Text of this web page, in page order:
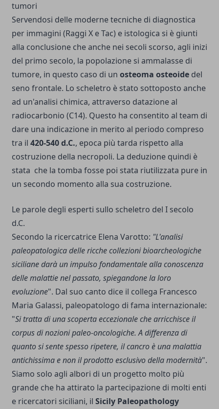
tumori
Servendosi delle moderne tecniche di diagnostica
per immagini (Raggi X e Tac) e istologica si è giunti
alla conclusione che anche nei secoli scorso, agli inizi
del primo secolo, la popolazione si ammalasse di
tumore, in questo caso di un osteoma osteoide del
seno frontale. Lo scheletro è stato sottoposto anche
ad un'analisi chimica, attraverso datazione al
radiocarbonio (C14). Questo ha consentito al team di
dare una indicazione in merito al periodo compreso
tra il 420-540 d.C., epoca più tarda rispetto alla
costruzione della necropoli. La deduzione quindi è
stata che la tomba fosse poi stata riutilizzata pure in
un secondo momento alla sua costruzione.
Le parole degli esperti sullo scheletro del I secolo
d.C.
Secondo la ricercatrice Elena Varotto: "L'analisi
paleopatologica delle ricche collezioni bioarcheologiche
siciliane darà un impulso fondamentale alla conoscenza
delle malattie nel passato, spiegandone la loro
evoluzione". Dal suo canto dice il collega Francesco
Maria Galassi, paleopatologo di fama internazionale:
"Si tratta di una scoperta eccezionale che arricchisce il
corpus di nozioni paleo-oncologiche. A differenza di
quanto si sente spesso ripetere, il cancro è una malattia
antichissima e non il prodotto esclusivo della modernità".
Siamo solo agli albori di un progetto molto più
grande che ha attirato la partecipazione di molti enti
e ricercatori siciliani, il Sicily Paleopathology